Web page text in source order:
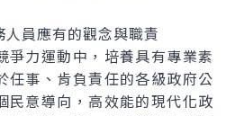
應有的觀念與職責
力運動中，培養具有專業素
任事、肯負責任的各級政府公
民意導向，高效能的現代化政